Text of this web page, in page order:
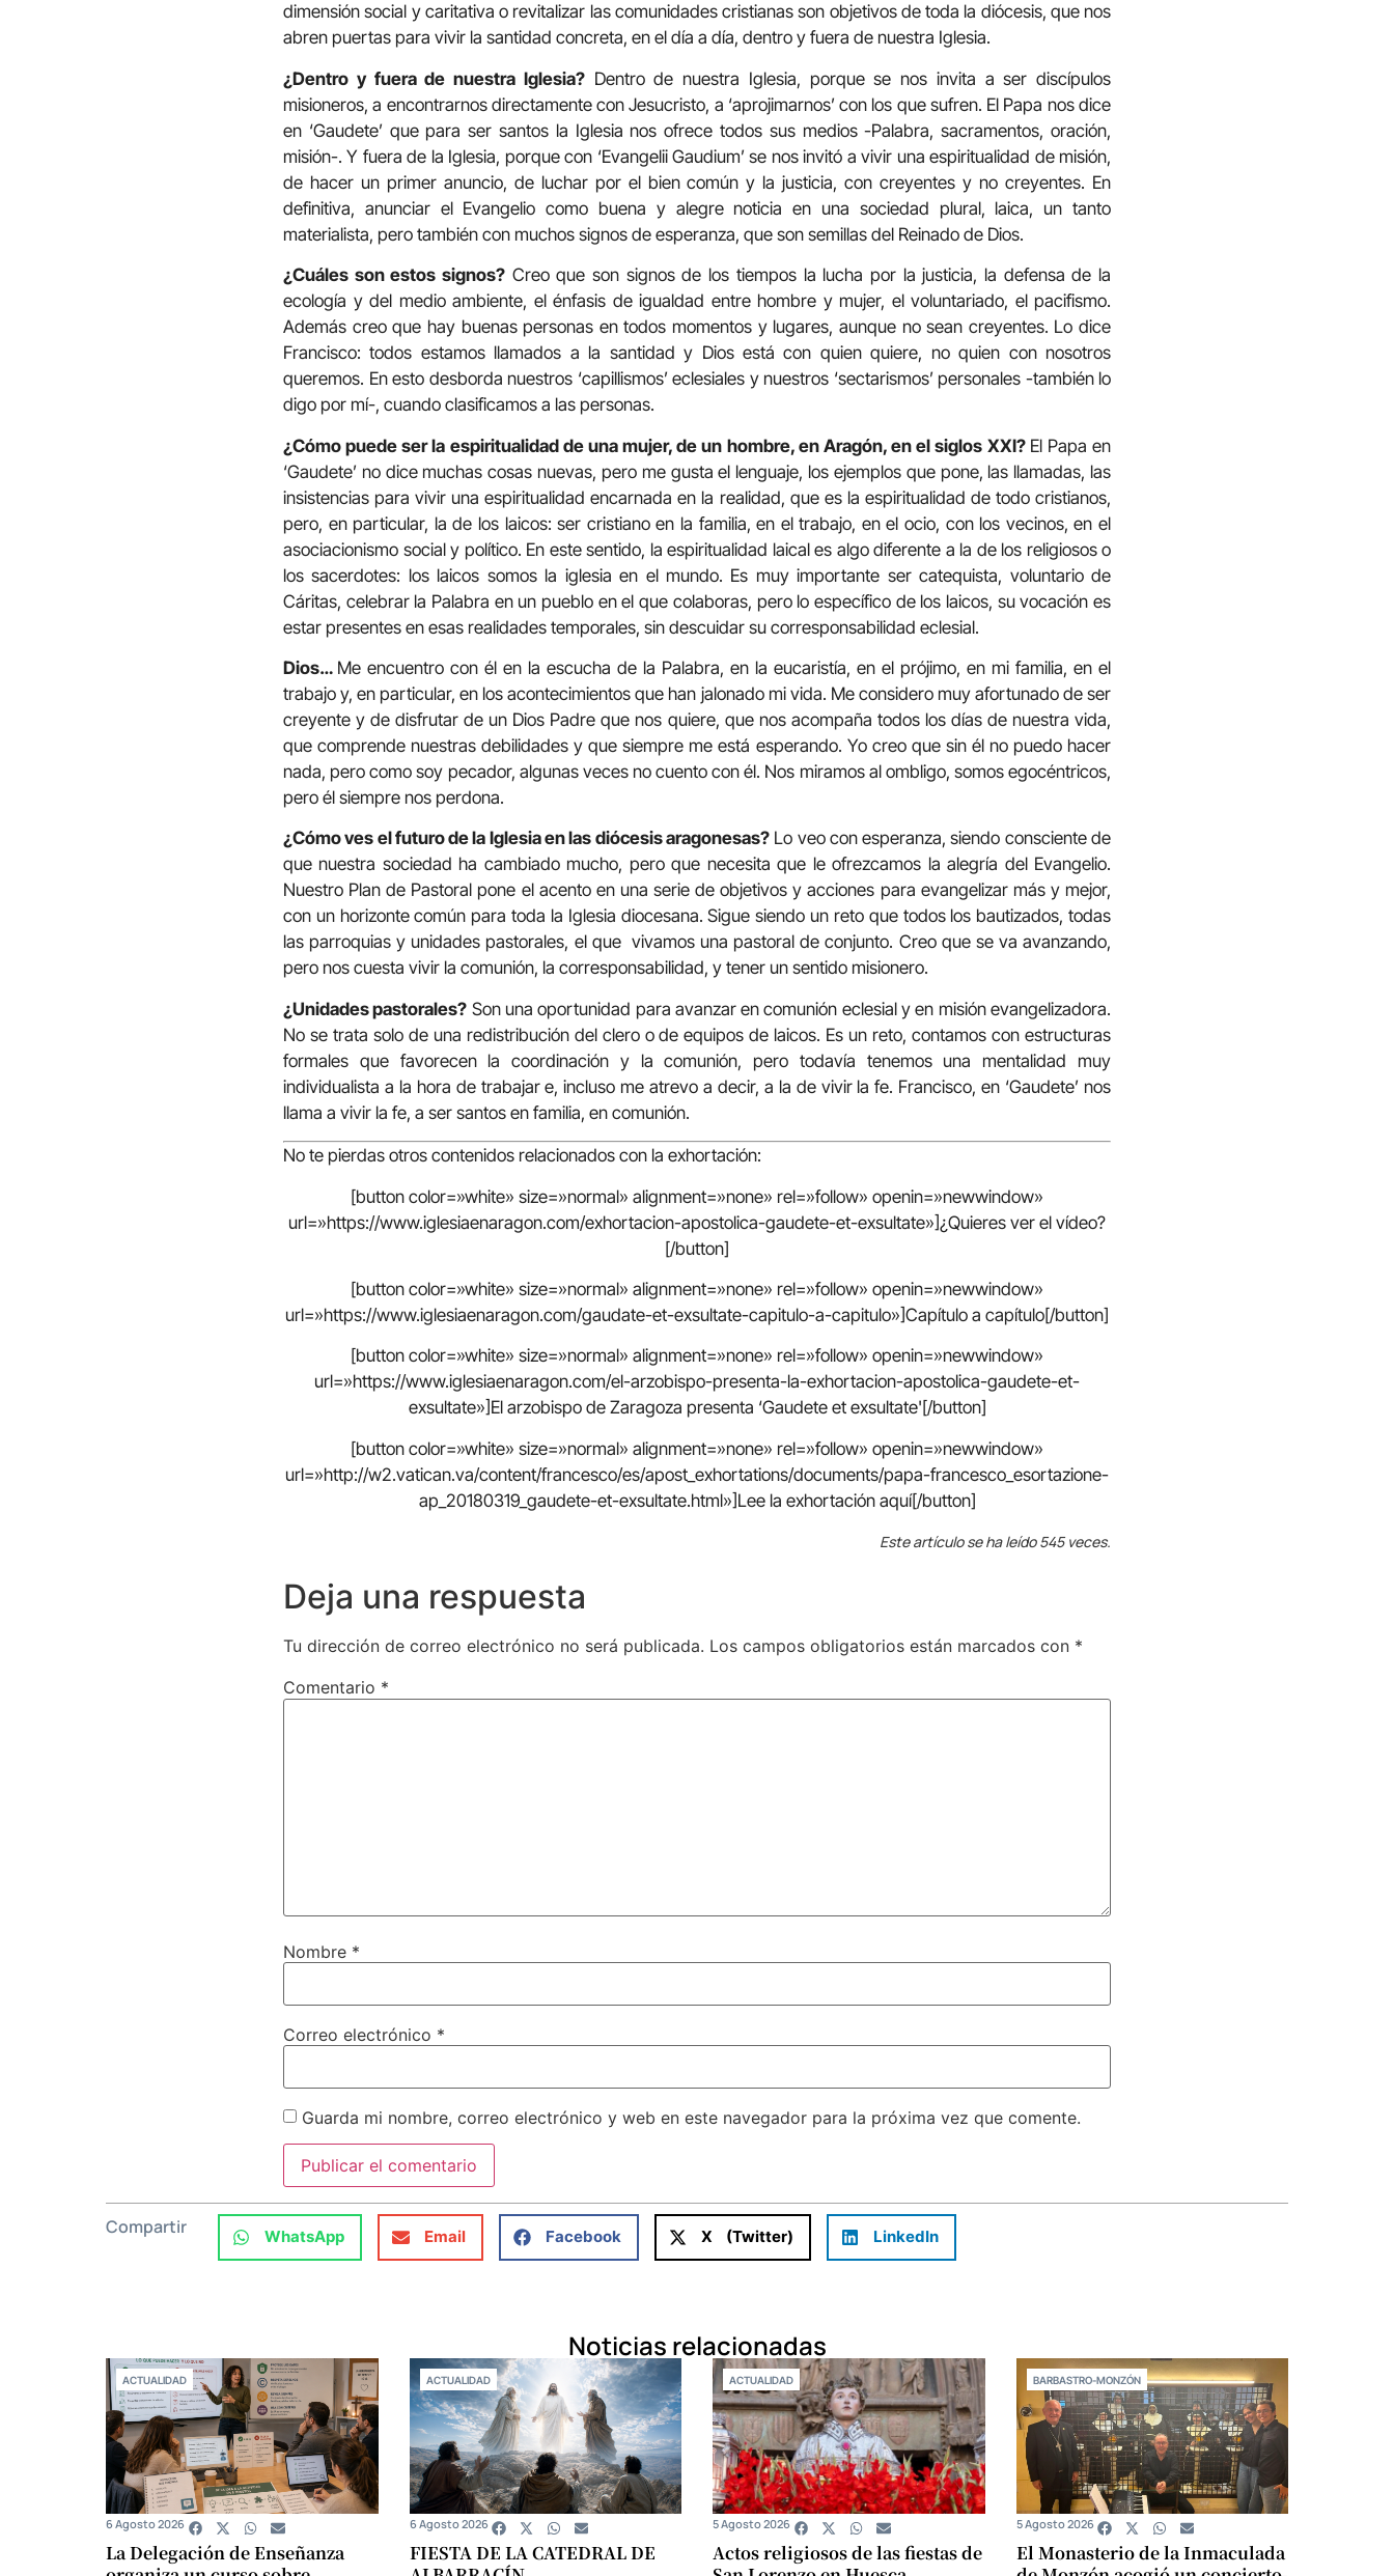
dimensión social y caritativa o revitalizar las comunidades cristianas son objetivos de toda la diócesis, que nos
abren puertas para vivir la santidad concreta, en el día a día, dentro y fuera de nuestra Iglesia.
¿Dentro y fuera de nuestra Iglesia?Dentro de nuestra Iglesia, porque se nos invita a ser discípulos
misioneros, a encontrarnos directamente con Jesucristo, a ‘aprojimarnos’ con los que sufren. El Papa nos dice
en ‘Gaudete’ que para ser santos la Iglesia nos ofrece todos sus medios -Palabra, sacramentos, oración,
misión-. Y fuera de la Iglesia, porque con ‘Evangelii Gaudium’ se nos invitó a vivir una espiritualidad de misión,
de hacer un primer anuncio, de luchar por el bien común y la justicia, con creyentes y no creyentes. En
definitiva, anunciar el Evangelio como buena y alegre noticia en una sociedad plural, laica, un tanto
materialista, pero también con muchos signos de esperanza, que son semillas del Reinado de Dios.
¿Cuáles son estos signos? Creo que son signos de los tiempos la lucha por la justicia, la defensa de la
ecología y del medio ambiente, el énfasis de igualdad entre hombre y mujer, el voluntariado, el pacifismo.
Además creo que hay buenas personas en todos momentos y lugares, aunque no sean creyentes. Lo dice
Francisco: todos estamos llamados a la santidad y Dios está con quien quiere, no quien con nosotros
queremos. En esto desborda nuestros ‘capillismos’ eclesiales y nuestros ‘sectarismos’ personales -también lo
digo por mí-, cuando clasificamos a las personas.
¿Cómo puede ser la espiritualidad de una mujer, de un hombre, en Aragón, en el siglos XXI? El Papa en
‘Gaudete’ no dice muchas cosas nuevas, pero me gusta el lenguaje, los ejemplos que pone, las llamadas, las
insistencias para vivir una espiritualidad encarnada en la realidad, que es la espiritualidad de todo cristianos,
pero, en particular, la de los laicos: ser cristiano en la familia, en el trabajo, en el ocio, con los vecinos, en el
asociacionismo social y político. En este sentido, la espiritualidad laical es algo diferente a la de los religiosos o
los sacerdotes: los laicos somos la iglesia en el mundo. Es muy importante ser catequista, voluntario de
Cáritas, celebrar la Palabra en un pueblo en el que colaboras, pero lo específico de los laicos, su vocación es
estar presentes en esas realidades temporales, sin descuidar su corresponsabilidad eclesial.
Dios… Me encuentro con él en la escucha de la Palabra, en la eucaristía, en el prójimo, en mi familia, en el
trabajo y, en particular, en los acontecimientos que han jalonado mi vida. Me considero muy afortunado de ser
creyente y de disfrutar de un Dios Padre que nos quiere, que nos acompaña todos los días de nuestra vida,
que comprende nuestras debilidades y que siempre me está esperando. Yo creo que sin él no puedo hacer
nada, pero como soy pecador, algunas veces no cuento con él. Nos miramos al ombligo, somos egocéntricos,
pero él siempre nos perdona.
¿Cómo ves el futuro de la Iglesia en las diócesis aragonesas?Lo veo con esperanza, siendo consciente de
que nuestra sociedad ha cambiado mucho, pero que necesita que le ofrezcamos la alegría del Evangelio.
Nuestro Plan de Pastoral pone el acento en una serie de objetivos y acciones para evangelizar más y mejor,
con un horizonte común para toda la Iglesia diocesana. Sigue siendo un reto que todos los bautizados, todas
las parroquias y unidades pastorales, el que vivamos una pastoral de conjunto. Creo que se va avanzando,
pero nos cuesta vivir la comunión, la corresponsabilidad, y tener un sentido misionero.
¿Unidades pastorales? Son una oportunidad para avanzar en comunión eclesial y en misión evangelizadora.
No se trata solo de una redistribución del clero o de equipos de laicos. Es un reto, contamos con estructuras
formales que favorecen la coordinación y la comunión, pero todavía tenemos una mentalidad muy
individualista a la hora de trabajar e, incluso me atrevo a decir, a la de vivir la fe. Francisco, en ‘Gaudete’ nos
llama a vivir la fe, a ser santos en familia, en comunión.
No te pierdas otros contenidos relacionados con la exhortación:
[button color=»white» size=»normal» alignment=»none» rel=»follow» openin=»newwindow»
url=»https://www.iglesiaenaragon.com/exhortacion-apostolica-gaudete-et-exsultate»]¿Quieres ver el vídeo?
[/button]
[button color=»white» size=»normal» alignment=»none» rel=»follow» openin=»newwindow»
url=»https://www.iglesiaenaragon.com/gaudate-et-exsultate-capitulo-a-capitulo»]Capítulo a capítulo[/button]
[button color=»white» size=»normal» alignment=»none» rel=»follow» openin=»newwindow»
url=»https://www.iglesiaenaragon.com/el-arzobispo-presenta-la-exhortacion-apostolica-gaudete-et-
exsultate»]El arzobispo de Zaragoza presenta ‘Gaudete et exsultate'[/button]
[button color=»white» size=»normal» alignment=»none» rel=»follow» openin=»newwindow»
url=»http://w2.vatican.va/content/francesco/es/apost_exhortations/documents/papa-francesco_esortazione-
ap_20180319_gaudete-et-exsultate.html»]Lee la exhortación aquí[/button]
Este artículo se ha leído 545 veces.
Deja una respuesta
Tu dirección de correo electrónico no será publicada. Los campos obligatorios están marcados con *
Comentario *
Nombre *
Correo electrónico *
Guarda mi nombre, correo electrónico y web en este navegador para la próxima vez que comente.
Compartir WhatsApp Email Facebook X (Twitter) LinkedIn
Noticias relacionadas
ACTUALIDAD
La Delegación de Enseñanza
6 Agosto 2026
ACTUALIDAD
FIESTA DE LA CATEDRAL DE
6 Agosto 2026
ACTUALIDAD
Actos religiosos de las fiestas de
5 Agosto 2026
BARBASTRO-MONZÓN
El Monasterio de la Inmaculada
5 Agosto 2026